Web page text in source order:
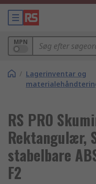
MPN
/ Lagerinventar og
RS PRO
Rektangulær,
stabelbare
F2